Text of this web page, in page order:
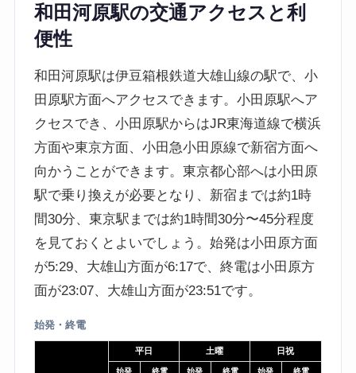
和田河原駅の交通アクセスと利
便性
和田河原駅は伊豆箱根鉄道大雄山線の駅で、小
田原駅方面へアクセスできます。小田原駅へア
クセスでき、小田原駅からはJR東海道線で横浜
方面や東京方面、小田急小田原線で新宿方面へ
向かうことができます。東京都心部へは小田原
駅で乗り換えが必要となり、新宿までは約1時
間30分、東京駅までは約1時間30分〜45分程度
を見ておくとよいでしょう。始発は小田原方面
が5:29、大雄山方面が6:17で、終電は小田原方
面が23:07、大雄山方面が23:51です。
始発・終電
平日 土曜 日祝
始発 終電 始発 終電 始発 終電